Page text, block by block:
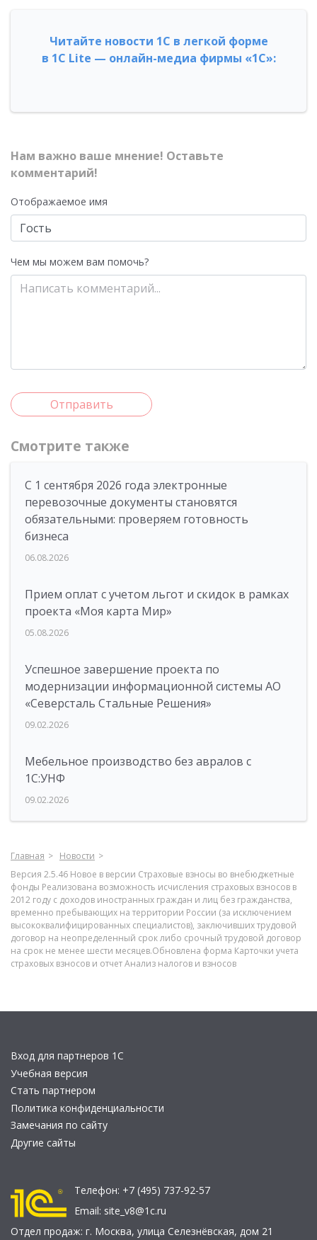
Читайте новости 1С в легкой форме
в 1С Lite — онлайн-медиа фирмы «1С»:
Нам важно ваше мнение! Оставьте
комментарий!
Отображаемое имя
Чем мы можем вам помочь?
Отправить
Смотрите также
С 1 сентября 2026 года электронные
перевозочные документы становятся
обязательными: проверяем готовность
бизнеса
06.08.2026
Прием оплат с учетом льгот и скидок в рамках
проекта «Моя карта Мир»
05.08.2026
Успешное завершение проекта по
модернизации информационной системы АО
«Северсталь Стальные Решения»
09.02.2026
Мебельное производство без авралов с
1С:УНФ
09.02.2026
Главная
Новости
Версия 2.5.46 Новое в версии Страховые взносы во внебюджетные
фонды Реализована возможность исчисления страховых взносов в
2012 году с доходов иностранных граждан и лиц без гражданства,
временно пребывающих на территории России (за исключением
высококвалифицированных специалистов), заключивших трудовой
договор на неопределенный срок либо срочный трудовой договор
на срок не менее шести месяцев.Обновлена форма Карточки учета
страховых взносов и отчет Анализ налогов и взносов
Вход для партнеров 1С
Учебная версия
Стать партнером
Политика конфиденциальности
Замечания по сайту
Другие сайты
Телефон: +7 (495) 737-92-57
Email: site_v8@1c.ru
Отдел продаж: г. Москва, улица Селезнёвская, дом 21